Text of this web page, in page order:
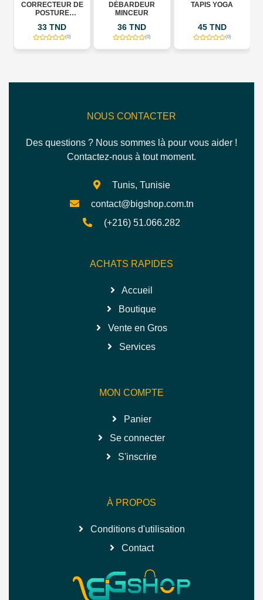
CORRECTEUR DE
POSTURE
33 TND
(0)
DÉBARDEUR
MINCEUR
36 TND
(0)
TAPIS YOGA
45 TND
(0)
NOUS CONTACTER
Des questions ? Nous sommes là pour vous aider !
Contactez-nous à tout moment.
Tunis, Tunisie
contact@bigshop.com.tn
(+216) 51.066.282
ACHATS RAPIDES
Accueil
Boutique
Vente en Gros
Services
MON COMPTE
Panier
Se connecter
S'inscrire
À PROPOS
Conditions d'utilisation
Contact